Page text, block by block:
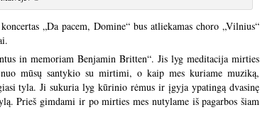
„Da pacem, Domine“ bus atliekamas choro „Vilnius“
in memoriam Benjamin Britten“. Jis lyg meditacija mirties
mūsų santykio su mirtimi, o kaip mes kuriame muziką,
tyla. Ji sukuria lyg kūrinio rėmus ir įgyja ypatingą dvasinę
Prieš gimdami ir po mirties mes nutylame iš pagarbos šiam